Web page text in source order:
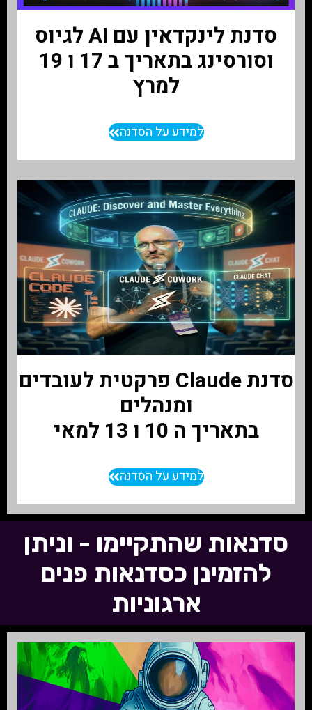
סדנת לינקדאין עם AI לגיוס
וסורסינג בתאריך ב 17 ו 19
למרץ
למידע על הסדנה
סדנת Claude פרקטית לעובדים
ומנהלים
בתאריך ה 10 ו 13 למאי
למידע על הסדנה
סדנאות שהתקיימו - וניתן
להזמינן כסדנאות פנים
ארגוניות